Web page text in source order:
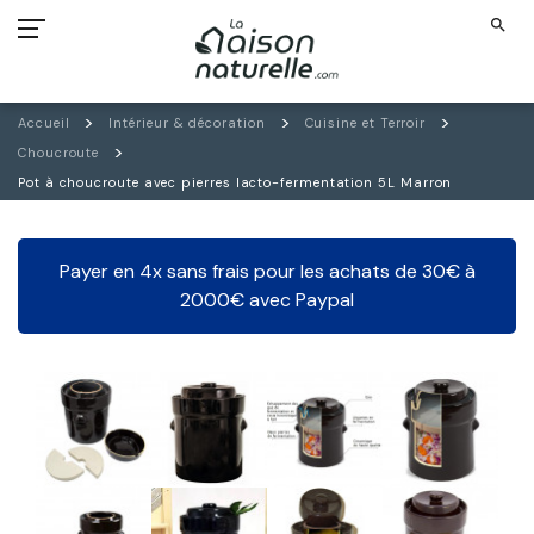
search
Accueil Intérieur & décoration
Cuisine et Terroir
Choucroute
Pot à choucroute avec pierres lacto-fermentation 5L Marron
Payer en 4x sans frais pour les achats de 30€ à
2000€ avec Paypal